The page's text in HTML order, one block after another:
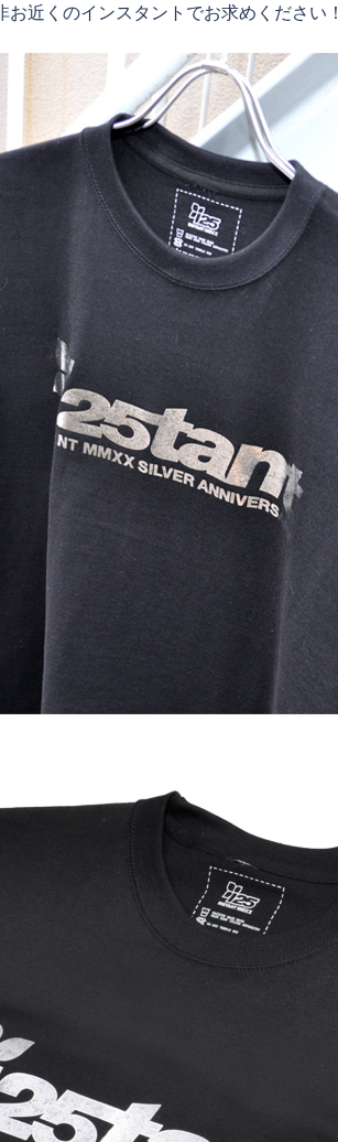
お近くのインスタントでお求めください！